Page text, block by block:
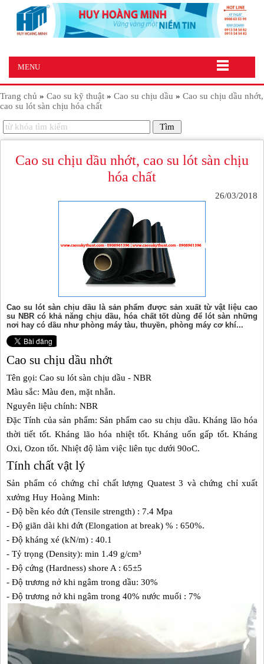
MENU
Trang chủ » Cao su kỹ thuật » Cao su chịu dầu » Cao su chịu dầu nhớt,
cao su lót sàn chịu hóa chất
Cao su chịu dầu nhớt, cao su lót sàn chịu
hóa chất
26/03/2018
Cao su lót sàn chịu dầu là sản phẩm được sản xuất từ vật liệu cao
su NBR có khả năng chịu dầu, hóa chất tốt dùng để lót sàn những
nơi hay có dầu như phòng máy tàu, thuyền, phòng máy cơ khí...
Cao su chịu dầu nhớt
Tên gọi: Cao su lót sàn chịu dầu - NBR
Màu sắc: Màu đen, mặt nhẵn.
Nguyên liệu chính: NBR
Đặc Tính của sản phẩm: Sản phẩmcao su chịu dầu. Kháng lão hóa
thời tiết tốt. Kháng lão hóa nhiệt tốt. Kháng uốn gấp tốt. Kháng
Oxi, Ozon tốt. Nhiệt độ làm việc liên tục dưới 90oC.
Tính chất vật lý
Sản phẩm có chứng chỉ chất lượng Quatest 3 và chứng chỉ xuất
xưởng Huy Hoàng Minh:
- Độ bền kéo đứt (Tensile strength) : 7.4 Mpa
- Độ giãn dài khi đứt (Elongation at break) % : 650%.
- Độ kháng xé (kN/m) : 40.1
- Tỷ trọng (Density): min 1.49 g/cm³
- Độ cứng (Hardness) shore A : 65±5
- Độ trương nở khi ngâm trong dầu: 30%
- Độ trương nở khi ngâm trong 40% nước muối : 7%